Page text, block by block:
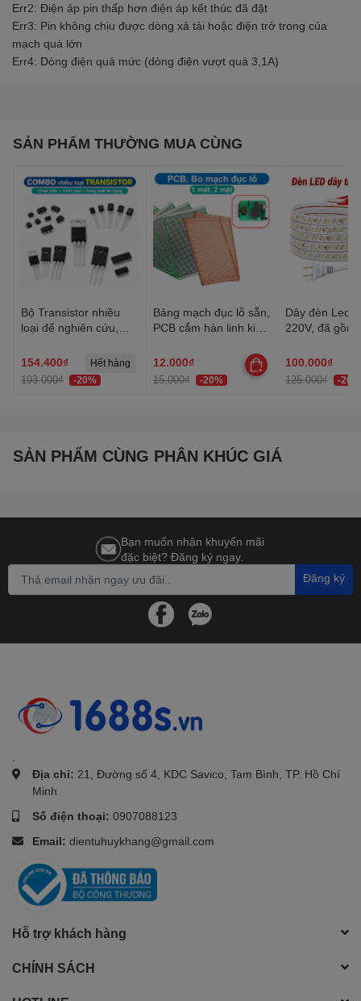
Err2: Điện áp pin thấp hơn điện áp kết thúc đã đặt
Err3: Pin không chịu được dòng xả tải hoặc điện trở trong của
mạch quá lớn
Err4: Dòng điện quá mức (dòng điện vượt quá 3,1A)
SẢN PHẨM THƯỜNG MUA CÙNG
Bộ Transistor nhiều
loại để nghiên cứu,
154.400₫
193.000₫ -20%
Hết hàng
Bảng mạch đục lỗ sẵn,
PCB cắm hàn linh kiện
12.000₫
15.000₫ -20%
Dây đèn Led
220V, đã gồm
trang trí quấn
trần, lễ Tết
100.000₫
125.000₫ -20%
SẢN PHẨM CÙNG PHÂN KHÚC GIÁ
Bạn muốn nhận khuyến mãi
đặc biệt? Đăng ký ngay.
Đăng ký
Địa chỉ: 21, Đường số 4, KDC Savico, Tam Bình, TP. Hồ Chí
Minh
Số điện thoại: 0907088123
Email: dientuhuykhang@gmail.com
Hỗ trợ khách hàng
CHÍNH SÁCH